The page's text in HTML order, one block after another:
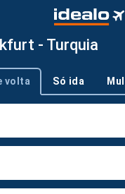
- Turquia
volta Só ida